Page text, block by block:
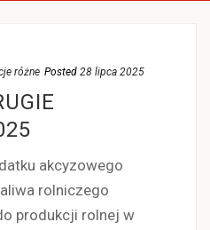
różne Posted 28 lipca 2025
akcyzowego
rolniczego
produkcji rolnej w